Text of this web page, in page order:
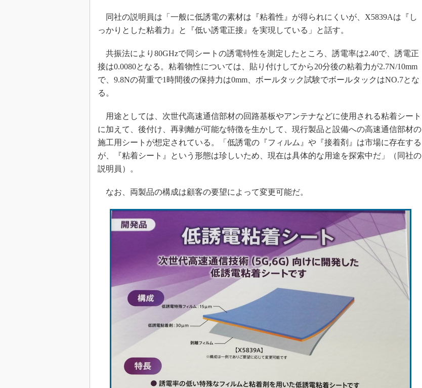
同社の説明員は「一般に低誘電の素材は『粘着性』が得られにくいが、X5839Aは『し
っかりとした粘着力』と『低い誘電正接』を実現している」と話す。
共振法により80GHzで同シートの誘電特性を測定したところ、誘電率は2.40で、誘電正
接は0.0080となる。粘着物性については、貼り付けしてから20分後の粘着力が2.7N/10mm
で、9.8Nの荷重で1時間後の保持力は0mm、ボールタック試験でボールタックはNO.7とな
る。
用途としては、次世代高速通信部材の回路基板やアンテナなどに使用される粘着シート
に加えて、後付け、再剥離が可能な特徴を生かして、現行製品と設備への高速通信部材の
施工用シートが想定されている。「低誘電の『フィルム』や『接着剤』は市場に存在する
が、『粘着シート』という形態は珍しいため、現在は具体的な用途を探索中だ」（同社の
説明員）。
なお、両製品の構成は顧客の要望によって変更可能だ。